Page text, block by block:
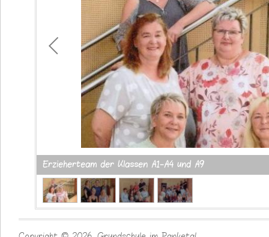
Erzieherteam der Klassen A1-A4 und A9